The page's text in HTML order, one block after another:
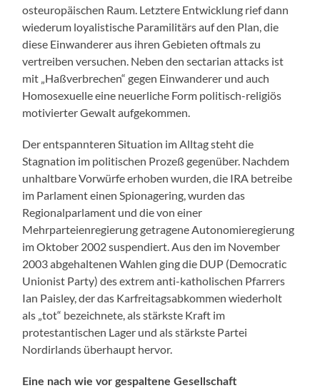
osteuropäischen Raum. Letztere Entwicklung rief dann
wiederum loyalistische Paramilitärs auf den Plan, die
diese Einwanderer aus ihren Gebieten oftmals zu
vertreiben versuchen. Neben den sectarian attacks ist
mit „Haßverbrechen“ gegen Einwanderer und auch
Homosexuelle eine neuerliche Form politisch-religiös
motivierter Gewalt aufgekommen.
Der entspannteren Situation im Alltag steht die
Stagnation im politischen Prozeß gegenüber. Nachdem
unhaltbare Vorwürfe erhoben wurden, die IRA betreibe
im Parlament einen Spionagering, wurden das
Regionalparlament und die von einer
Mehrparteienregierung getragene Autonomieregierung
im Oktober 2002 suspendiert. Aus den im November
2003 abgehaltenen Wahlen ging die DUP (Democratic
Unionist Party) des extrem anti-katholischen Pfarrers
Ian Paisley, der das Karfreitagsabkommen wiederholt
als „tot“ bezeichnete, als stärkste Kraft im
protestantischen Lager und als stärkste Partei
Nordirlands überhaupt hervor.
Eine nach wie vor gespaltene Gesellschaft